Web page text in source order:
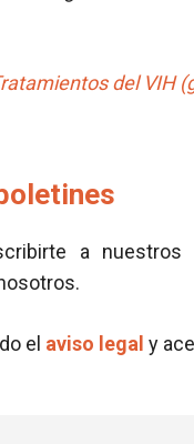
del VIH
a nuestros
el aviso legal y